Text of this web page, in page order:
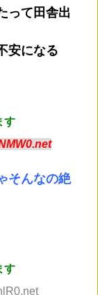
って田舎出
安になる
す
そんなの絶
す